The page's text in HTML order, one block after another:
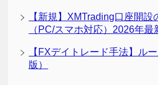
【新規】XMTrading口座開設
（PC/スマホ対応）2026年最
【FXデイトレード手法】ル
版）